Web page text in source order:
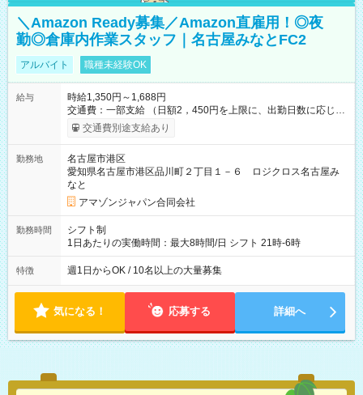
＼Amazon Ready募集／Amazon直雇用！◎夜
勤◎倉庫内作業スタッフ｜名古屋みなとFC2
アルバイト 職種未経験OK
給与
時給1,350円～1,688円
交通費：一部支給 （日額2，450円を上限に、出勤日数に応じて
実費支給） ※22:00～翌5:00までは時給25%UP！ ■給与前払い
制度あり ※前払い額の上限あり、手数料無料（Amazon負担）
交通費別途支給あり
勤務地
名古屋市港区
愛知県名古屋市港区品川町２丁目１－６ ロジクロス名古屋み
なと
アマゾンジャパン合同会社
勤務時間
シフト制
1日あたりの実働時間：最大8時間/日 シフト 21時-6時
特徴 週1日からOK / 10名以上の大量募集
気になる！ 応募する 詳細へ